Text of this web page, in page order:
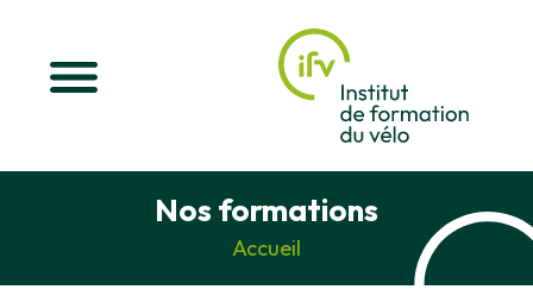
Nos formations
Accueil